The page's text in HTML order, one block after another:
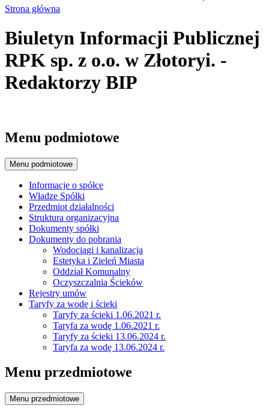
Strona główna
Biuletyn Informacji Publicznej
RPK sp. z o.o. w Złotoryi. -
Redaktorzy BIP
Menu podmiotowe
Menu podmiotowe
Informacje o spółce
Władze Spółki
Przedmiot działalności
Struktura organizacyjna
Dokumenty spółki
Dokumenty do pobrania
Wodociągi i kanalizacja
Estetyka i Zieleń Miasta
Oddział Komunalny
Oczyszczalnia Ścieków
Rejestry umów
Taryfy za wodę i ścieki
Taryfy za ścieki 1.06.2021 r.
Taryfa za wodę 1.06.2021 r.
Taryfy za ścieki 13.06.2024 r.
Taryfa za wodę 13.06.2024 r.
Menu przedmiotowe
Menu przedmiotowe